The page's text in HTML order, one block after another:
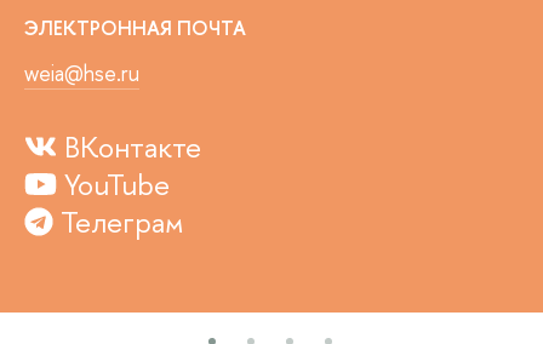
ЭЛЕКТРОННАЯ ПОЧТА
weia@hse.ru
ВКонтакте
YouTube
Телеграм